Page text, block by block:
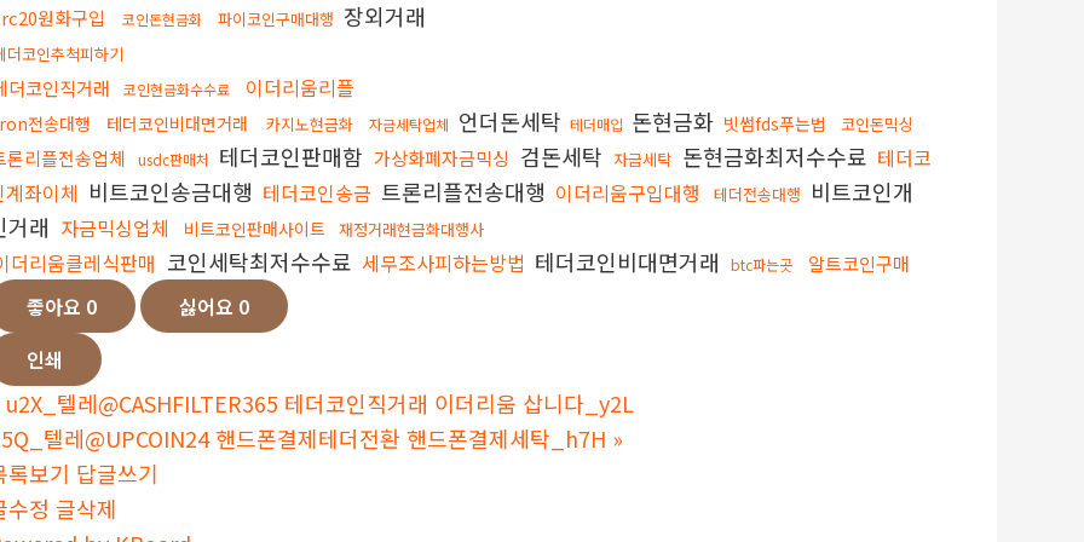
원화구입 코인돈현금화 파이코인구매대행 장외거래
더코인추척피하기
더코인직거래 코인현금화수수료 이더리움리플
전송대행 테더코인비대면거래 카지노현금화 자금세탁업체 언더돈세탁 테더매입 돈현금화 빗썸fds푸는법 코인돈믹싱
론리플전송업체 usdc판매처 테더코인판매함 가상화폐자금믹싱 검돈세탁 자금세탁 돈현금화최저수수료 테더코
계좌이체 비트코인송금대행 테더코인송금 트론리플전송대행 이더리움구입대행 테더전송대행 비트코인개
거래 자금믹싱업체 비트코인판매사이트 재정거래현금화대행사
더리움클레식판매 코인세탁최저수수료 세무조사피하는방법 테더코인비대면거래 btc파는곳 알트코인구매
좋아요 0 싫어요 0
인쇄
u2X_텔레@CASHFILTER365 테더코인직거래 이더리움 삽니다_y2L
텔레@UPCOIN24 핸드폰결제테더전환 핸드폰결제세탁_h7H »
록보기 답글쓰기
수정 글삭제